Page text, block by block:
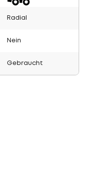
Radial
Nein
Gebraucht